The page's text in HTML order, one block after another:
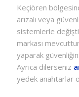
Keçiören
arızalı veya
sistemlerle
markası
yaparak
Ayrıca dilerseniz
yedek anahtarlar